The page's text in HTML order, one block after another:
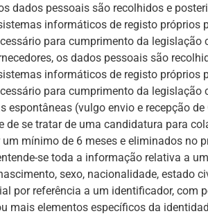
dados pessoais são recolhidos e
informáticos de registo
para cumprimento da
os dados pessoais são
informáticos de registo
para cumprimento da
espontâneas (vulgo envio e recepção
de se tratar de uma candidatura para
mínimo de 6 meses e eliminados no
se toda a informação relativa a
sexo, nacionalidade, estado
por referência a um identificador,
mais elementos específicos da